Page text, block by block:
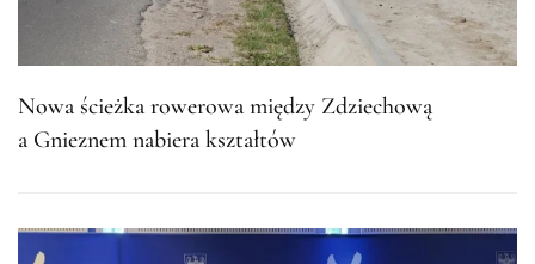
Nowa ścieżka rowerowa między Zdziechową
a Gnieznem nabiera kształtów